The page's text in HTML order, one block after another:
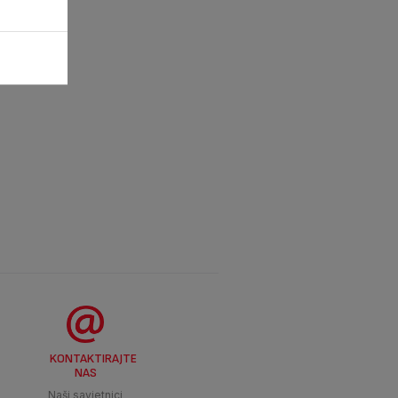
KONTAKTIRAJTE
NAS
Naši savjetnici